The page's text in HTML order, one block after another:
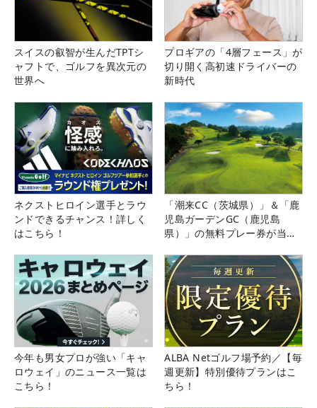
スイスの叡智が生んだTPTシ
ャフトで、ゴルフを異次元の
世界へ
プロギアの「4層フェース」が
切り開く高初速ドライバーの
新時代
ネクストヒロイン選手とラウ
ンドできるチャンス！詳しく
はこちら！
「潮来CC（茨城県）」＆「鹿
児島ガーデンGC（鹿児島
県）」の無料プレー券が当た
今年も男女プロが強い「キャ
ロウェイ」のニュース一覧は
こちら！
ALBA Netゴルフ場予約／【毎
週更新】特別優待プランはこ
ちら！